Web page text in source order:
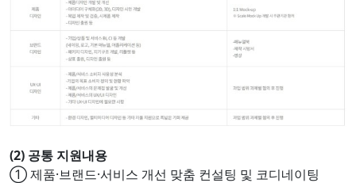
(2) 공통 지원내용
① 제품·브랜드·서비스 개선 맞춤 컨설팅 및 코디네이팅